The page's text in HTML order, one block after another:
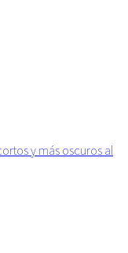
y más oscuros al